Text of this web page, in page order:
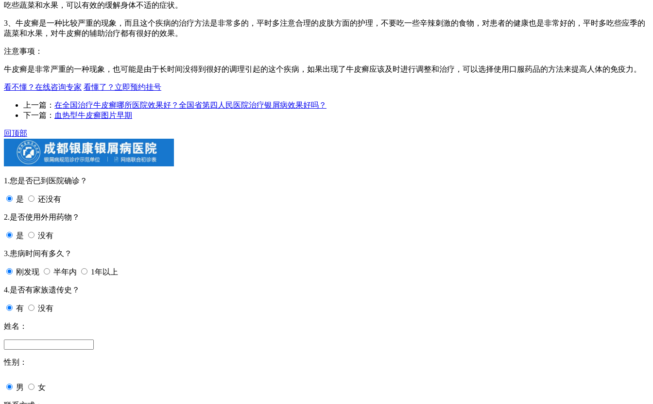
吃些蔬菜和水果，可以有效的缓解身体不适的症状。
3、牛皮癣是一种比较严重的现象，而且这个疾病的治疗方法是非常多的，平时多注意合理的皮肤方面的护理，不要吃一些辛辣刺激的食物，对患者的健康也是非常好的，平时多吃些应季的
蔬菜和水果，对牛皮癣的辅助治疗都有很好的效果。
注意事项：
牛皮癣是非常严重的一种现象，也可能是由于长时间没得到很好的调理引起的这个疾病，如果出现了牛皮癣应该及时进行调整和治疗，可以选择使用口服药品的方法来提高人体的免疫力。
看不懂？在线咨询专家 看懂了？立即预约挂号
上一篇： 在全国治疗牛皮癣哪所医院效果好？全国省第四人民医院治疗银屑病效果好吗？
下一篇： 血热型牛皮癣图片早期
回顶部
1.您是否已到医院确诊？
是 还没有
2.是否使用外用药物？
是 没有
3.患病时间有多久？
刚发现 半年内 1年以上
4.是否有家族遗传史？
有 没有
姓名：
性别：
男 女